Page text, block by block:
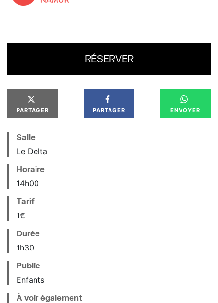
RÉSERVER
PARTAGER PARTAGER ENVOYER
Salle
Le Delta
Horaire
14h00
Tarif
1€
Durée
1h30
Public
Enfants
À voir également